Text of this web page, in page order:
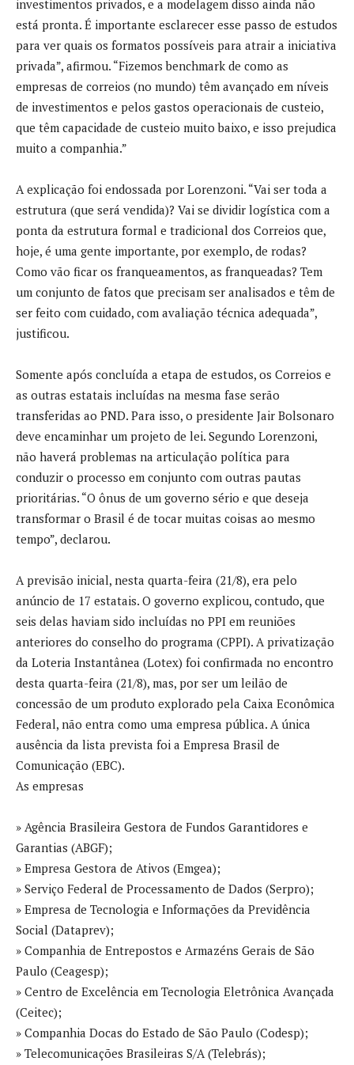
investimentos privados, e a modelagem disso ainda não
está pronta. É importante esclarecer esse passo de estudos
para ver quais os formatos possíveis para atrair a iniciativa
privada”, afirmou. “Fizemos benchmark de como as
empresas de correios (no mundo) têm avançado em níveis
de investimentos e pelos gastos operacionais de custeio,
que têm capacidade de custeio muito baixo, e isso prejudica
muito a companhia.”
A explicação foi endossada por Lorenzoni. “Vai ser toda a
estrutura (que será vendida)? Vai se dividir logística com a
ponta da estrutura formal e tradicional dos Correios que,
hoje, é uma gente importante, por exemplo, de rodas?
Como vão ficar os franqueamentos, as franqueadas? Tem
um conjunto de fatos que precisam ser analisados e têm de
ser feito com cuidado, com avaliação técnica adequada”,
justificou.
Somente após concluída a etapa de estudos, os Correios e
as outras estatais incluídas na mesma fase serão
transferidas ao PND. Para isso, o presidente Jair Bolsonaro
deve encaminhar um projeto de lei. Segundo Lorenzoni,
não haverá problemas na articulação política para
conduzir o processo em conjunto com outras pautas
prioritárias. “O ônus de um governo sério e que deseja
transformar o Brasil é de tocar muitas coisas ao mesmo
tempo”, declarou.
A previsão inicial, nesta quarta-feira (21/8), era pelo
anúncio de 17 estatais. O governo explicou, contudo, que
seis delas haviam sido incluídas no PPI em reuniões
anteriores do conselho do programa (CPPI). A privatização
da Loteria Instantânea (Lotex) foi confirmada no encontro
desta quarta-feira (21/8), mas, por ser um leilão de
concessão de um produto explorado pela Caixa Econômica
Federal, não entra como uma empresa pública. A única
ausência da lista prevista foi a Empresa Brasil de
Comunicação (EBC).
As empresas
» Agência Brasileira Gestora de Fundos Garantidores e
Garantias (ABGF);
» Empresa Gestora de Ativos (Emgea);
» Serviço Federal de Processamento de Dados (Serpro);
» Empresa de Tecnologia e Informações da Previdência
Social (Dataprev);
» Companhia de Entrepostos e Armazéns Gerais de São
Paulo (Ceagesp);
» Centro de Excelência em Tecnologia Eletrônica Avançada
(Ceitec);
» Companhia Docas do Estado de São Paulo (Codesp);
» Telecomunicações Brasileiras S/A (Telebrás);